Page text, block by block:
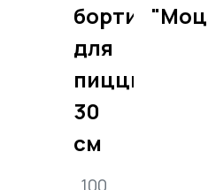
бортики
для
пиццы
30
см